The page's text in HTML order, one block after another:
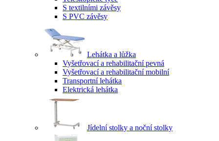
S textilními závěsy
S PVC závěsy
Lehátka a lůžka
Vyšetřovací a rehabilitační pevná
Vyšetřovací a rehabilitační mobilní
Transportní lehátka
Elektrická lehátka
Jídelní stolky a noční stolky